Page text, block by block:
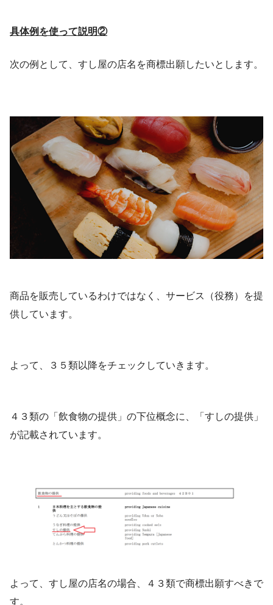
具体例を使って説明②
次の例として、すし屋の店名を商標出願したいとします。
商品を販売しているわけではなく、サービス（役務）を提
供しています。
よって、３５類以降をチェックしていきます。
４３類の「飲食物の提供」の下位概念に、「すしの提供」
が記載されています。
よって、すし屋の店名の場合、４３類で商標出願すべきで
す。